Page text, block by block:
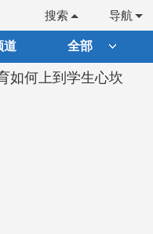
导航
搜索
道 全部
如何上到学生心坎